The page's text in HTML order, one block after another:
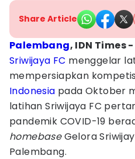
Share Article
Palembang, IDN Times -
Sriwijaya FC menggelar
mempersiapkan
Indonesia pada Oktober
latihan Sriwijaya FC
pandemik COVID-19
homebaseGelora
Palembang.